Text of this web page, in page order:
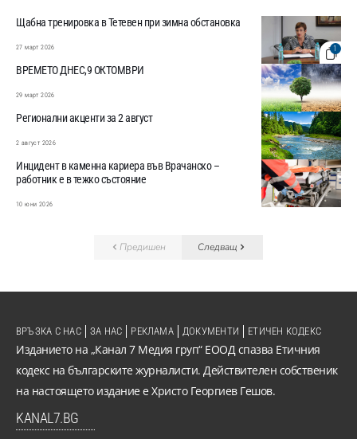
1
Щабна тренировка в Тетевен при зимна обстановка
27 март 2026
ВРЕМЕТО ДНЕС,9 ОКТОМВРИ
29 март 2026
Регионални акценти за 2 август
2 август 2026
Инцидент в каменна кариера във Врачанско –
работник е в тежко състояние
10 юни 2026
Предишен Следващ
Изданието на „Канал 7 Медия груп“ ЕООД спазва Етичния
кодекс на българските журналисти. Действителен собственик
на настоящето издание е Христо Георгиев Гешов.
KANAL7.BG
ВРЪЗКА С НАС ЗА НАС РЕКЛАМА ДОКУМЕНТИ ЕТИЧЕН КОДЕКС